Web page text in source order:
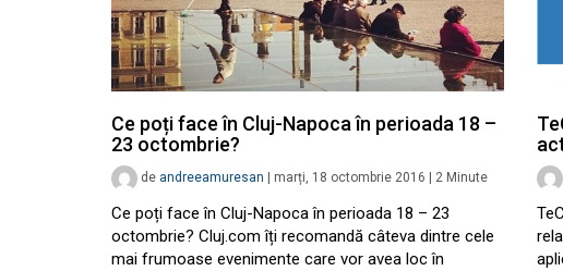
Ce poți face în Cluj-Napoca în perioada 18 –
23 octombrie?
de andreeamuresan marți, 18 octombrie 2016 2 Minute
Ce poți face în Cluj-Napoca în perioada 18 – 23
octombrie? Cluj.com îți recomandă câteva dintre cele
mai frumoase evenimente care vor avea loc în